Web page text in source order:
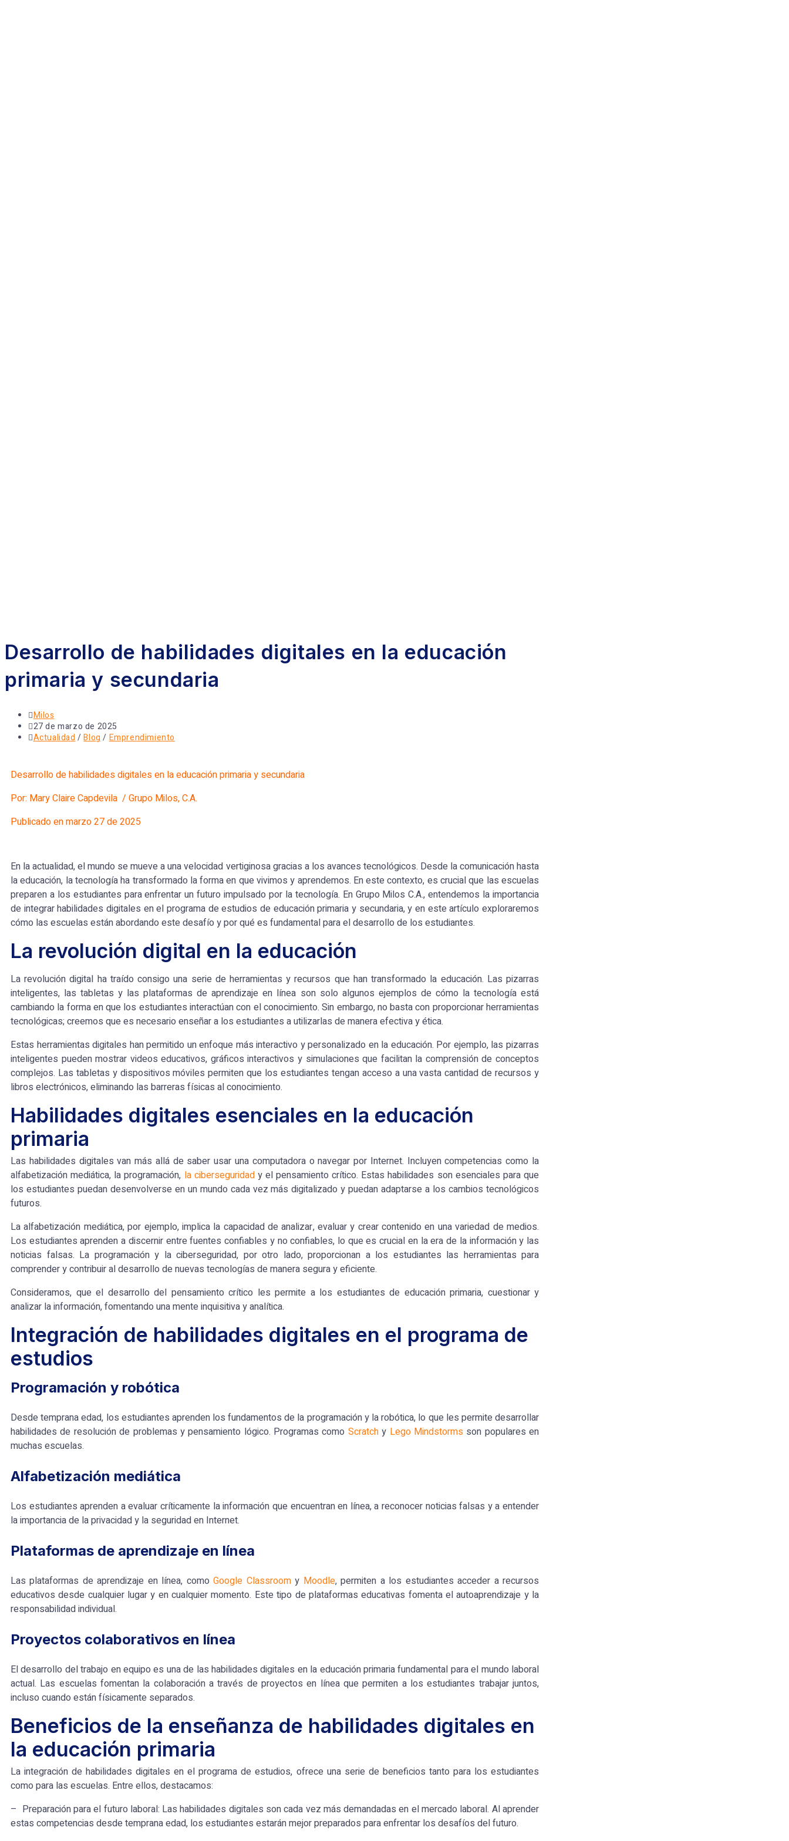
Desarrollo de habilidades digitales en la educación
primaria y secundaria
Milos
27 de marzo de 2025
Actualidad/ Blog/ Emprendimiento
Desarrollo de habilidades digitales en la educación primaria y secundaria
Por: Mary Claire Capdevila / Grupo Milos, C.A.
Publicado en marzo 27 de 2025
En la actualidad, el mundo se mueve a una velocidad vertiginosa gracias a los avances tecnológicos. Desde la comunicación hasta
la educación, la tecnología ha transformado la forma en que vivimos y aprendemos. En este contexto, es crucial que las escuelas
preparen a los estudiantes para enfrentar un futuro impulsado por la tecnología. En Grupo Milos C.A., entendemos la importancia
de integrar habilidades digitales en el programa de estudios de educación primaria y secundaria, y en este artículo exploraremos
cómo las escuelas están abordando este desafío y por qué es fundamental para el desarrollo de los estudiantes.
La revolución digital en la educación
La revolución digital ha traído consigo una serie de herramientas y recursos que han transformado la educación. Las pizarras
inteligentes, las tabletas y las plataformas de aprendizaje en línea son solo algunos ejemplos de cómo la tecnología está
cambiando la forma en que los estudiantes interactúan con el conocimiento. Sin embargo, no basta con proporcionar herramientas
tecnológicas;creemos que es necesario enseñar a los estudiantes a utilizarlas de manera efectiva y ética.
Estas herramientas digitales han permitido un enfoque más interactivo y personalizado en la educación. Por ejemplo, las pizarras
inteligentes pueden mostrar videos educativos, gráficos interactivos y simulaciones que facilitan la comprensión de conceptos
complejos. Las tabletas y dispositivos móviles permiten que los estudiantes tengan acceso a una vasta cantidad de recursos y
libros electrónicos, eliminando las barreras físicas al conocimiento.
Habilidades digitales esenciales en la educación
primaria
Las habilidades digitales van más allá de saber usar una computadora o navegar por Internet. Incluyen competencias como la
alfabetización mediática, la programación, la ciberseguridady el pensamiento crítico. Estas habilidades son esenciales para que
los estudiantes puedan desenvolverse en un mundo cada vez más digitalizado y puedan adaptarse a los cambios tecnológicos
futuros.
La alfabetización mediática, por ejemplo, implica la capacidad de analizar, evaluar y crear contenido en una variedad de medios.
Los estudiantes aprenden a discernir entre fuentes confiables y no confiables, lo que es crucial en la era de la información y las
noticias falsas. La programación y la ciberseguridad, por otro lado, proporcionan a los estudiantes las herramientas para
comprender y contribuir al desarrollo de nuevas tecnologías de manera segura y eficiente.
Consideramos, que el desarrollo del pensamiento crítico les permite a los estudiantes de educación primaria, cuestionar y
analizar la información, fomentando una mente inquisitiva y analítica.
Integración de habilidades digitales en el programa de
estudios
Programación y robótica
Desde temprana edad, los estudiantes aprenden los fundamentos de la programación y la robótica, lo que les permite desarrollar
habilidades de resolución de problemas y pensamiento lógico. Programas como Scratchy Lego Mindstormsson populares en
muchas escuelas.
Alfabetización mediática
Los estudiantes aprenden a evaluar críticamente la información que encuentran en línea, a reconocer noticias falsas y a entender
la importancia de la privacidad y la seguridad en Internet.
Plataformas de aprendizaje en línea
Las plataformas de aprendizaje en línea, como Google Classroomy Moodle, permiten a los estudiantes acceder a recursos
educativos desde cualquier lugar y en cualquier momento. Este tipo de plataformas educativas fomenta el autoaprendizaje y la
responsabilidad individual.
Proyectos colaborativos en línea
Eldesarrollo deltrabajo en equipo es una de lashabilidades digitales en la educación primariafundamental parael mundo laboral
actual. Las escuelas fomentan la colaboración a través de proyectos en línea que permiten a los estudiantes trabajar juntos,
incluso cuando están físicamente separados.
Beneficios de la enseñanza de habilidades digitales en
la educación primaria
La integración de habilidades digitales en el programa de estudios, ofrece una serie de beneficios tanto para los estudiantes
como para las escuelas. Entre ellos, destacamos:
– Preparación para el futuro laboral: Las habilidades digitales son cada vez más demandadas en el mercado laboral. Al aprender
estas competencias desde temprana edad, los estudiantes estarán mejor preparados para enfrentar los desafíos del futuro.